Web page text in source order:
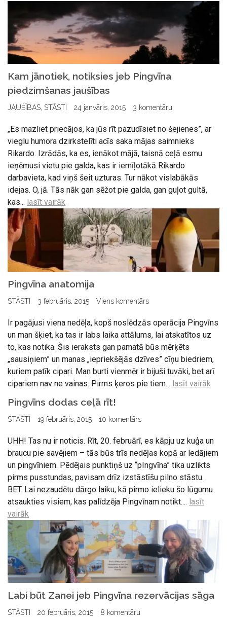
Kam jānotiek, notiksies jeb Pingvīna
piedzimšanas jaušības
JAUŠĪBAS, STĀSTI 24 janvāris, 2015 3 komentāru
„Es mazliet priecājos, ka jūs rīt pazudīsiet no šejienes”, ar
vieglu humora dzirkstelīti acīs saka mājas saimnieks
Rikardo. Izrādās, ka es, ienākot mājā, taisnā ceļā esmu
ieņēmusi vietu pie galda, kas ir iemīļotākā Rikardo
darbavieta, kad viņš šeit uzturas. Tur nākot vislabākās
idejas. O, jā. Tās nāk gan sēžot pie galda, gan guļot gultā,
kas... lasīt vairāk
Pingvīna anatomija
STĀSTI 3 februāris, 2015 Viens komentārs
Ir pagājusi viena nedēļa, kopš noslēdzās operācija Pingvīns
un man šķiet, ka tas ir labs laika attālums, lai atskatītos uz
to, kas notika. Šis ieraksts gan pamatā būs mērķēts
„sausiņiem” un manas „iepriekšējās dzīves” cīņu biedriem,
kuriem patīk cipari. Man burti vienmēr ir bijuši tuvāki, bet arī
cipariem nav ne vainas. Pirms ķeros pie tiem... lasīt vairāk
Pingvīns dodas ceļā rīt!
STĀSTI 19 februāris, 2015 10 komentārs
UHH! Tas nu ir noticis. Rīt, 20. februārī, es kāpju uz kuģa un
braucu pie savējiem – tās būs trīs nedēļas kopā ar ledājiem
un pingvīniem. Pēdējais punktiņš uz “pIngvīna” tika uzlikts
pirms pusstundas, pavisam drīz izstāstīšu pilno stāstu.
BET. Lai nezaudētu dārgo laiku, kā pirmo ielieku šo lūgumu
atsaukties visiem, kas palīdzēja Pingvīnam notikt.... lasīt
vairāk
Labi būt Zanei jeb Pingvīna rezervācijas sāga
STĀSTI 20 februāris, 2015 8 komentāru